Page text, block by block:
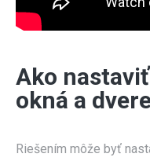
Ako
okná a
Riešením môže byť